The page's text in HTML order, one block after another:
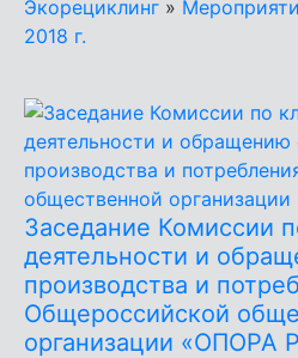
Экорециклинг »
2018 г.
Заседание Комиссии
деятельности и
производства и
Общероссийской
организации «ОПОРА